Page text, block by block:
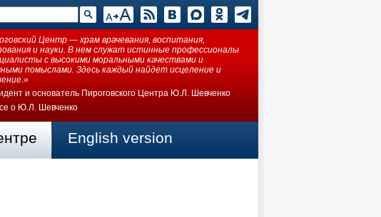
Центр — храм врачевания, воспитания,
и науки. В нем служат истинные профессионалы
с высокими моральными качествами и
помыслами. Здесь каждый найдет исцеление и
и основатель Пироговского Центра Ю.Л. Шевченко
о Ю.Л. Шевченко
English version